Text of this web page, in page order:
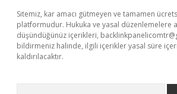
Sitemiz, kar amacı gütmeyen ve tamamen
platformudur. Hukuka ve yasal düzenlemelere
düşündüğünüz içerikleri,
bildirmeniz halinde, ilgili içerikler yasal süre
kaldırılacaktır.